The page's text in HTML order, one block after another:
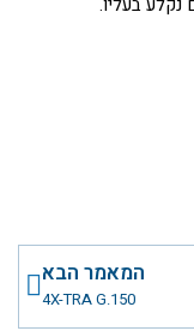
המאמר הבא
4X-TRA G.150